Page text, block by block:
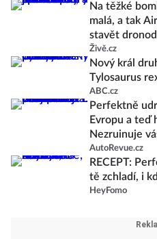
Na těžké
malá, a tak
stavět
Živě.cz
Nový král
Tylosaurus
ABC.cz
Perfektně
Evropu a teď
Nezruinuje
AutoRevue.cz
RECEPT:
tě zchladí, i
HeyFomo